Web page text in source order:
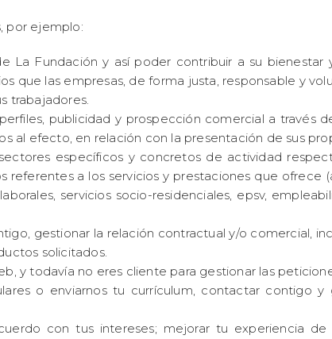
por ejemplo:
La Fundación y así poder contribuir a su bienestar
que las empresas, de forma justa, responsable y
trabajadores.
publicidad y prospección comercial a través
al efecto, en relación con la presentación de sus
específicos y concretos de actividad
referentes a los servicios y prestaciones que ofrece
servicios socio-residenciales, epsv,
gestionar la relación contractual y/o comercial,
solicitados.
y todavía no eres cliente para gestionar las
o enviarnos tu currículum, contactar contigo
con tus intereses; mejorar tu experiencia de